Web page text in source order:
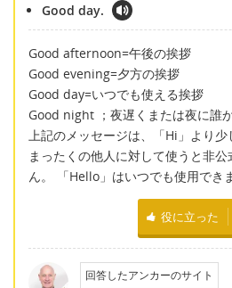
Good day.
Good afternoon=午後の挨拶
Good evening=夕方の挨拶
Good day=いつでも使える挨拶
Good night ；夜遅くまたは夜に誰
上記のメッセージは、「Hi」より少
まったくの他人に対して使うと非
ん。 「Hello」はいつでも使用でき
役に立った
回答したアンカーのサイト